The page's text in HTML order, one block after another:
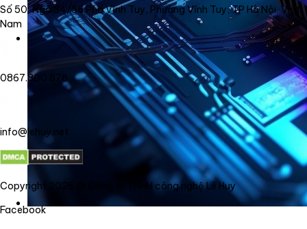
Số 50, Ngõ 34/56 Phố Vĩnh Tuy, Phường Vĩnh Tuy, TP Hà Nội, Việt
Nam
0867.800.878
info@lehuy.net
Copyright 2026 @ Công ty TNHH công nghệ Lê Huy
Facebook